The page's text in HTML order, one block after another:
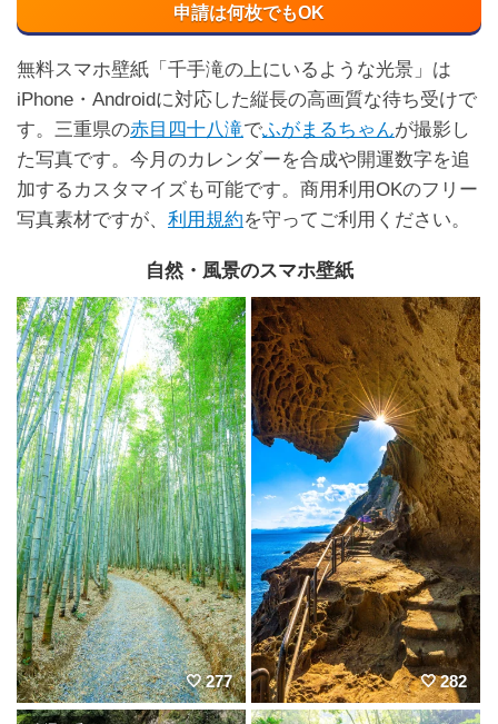
申請は何枚でもOK
無料スマホ壁紙「千手滝の上にいるような光景」は
iPhone・Androidに対応した縦長の高画質な待ち受けで
す。三重県の赤目四十八滝でふがまるちゃんが撮影し
た写真です。今月のカレンダーを合成や開運数字を追
加するカスタマイズも可能です。商用利用OKのフリー
写真素材ですが、 利用規約を守ってご利用ください。
自然・風景のスマホ壁紙
277 282